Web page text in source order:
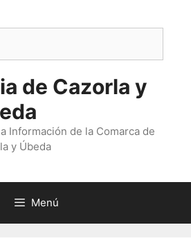
de Cazorla y
Información de la Comarca de
y Úbeda
Menú